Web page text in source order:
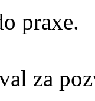
praxe.
za